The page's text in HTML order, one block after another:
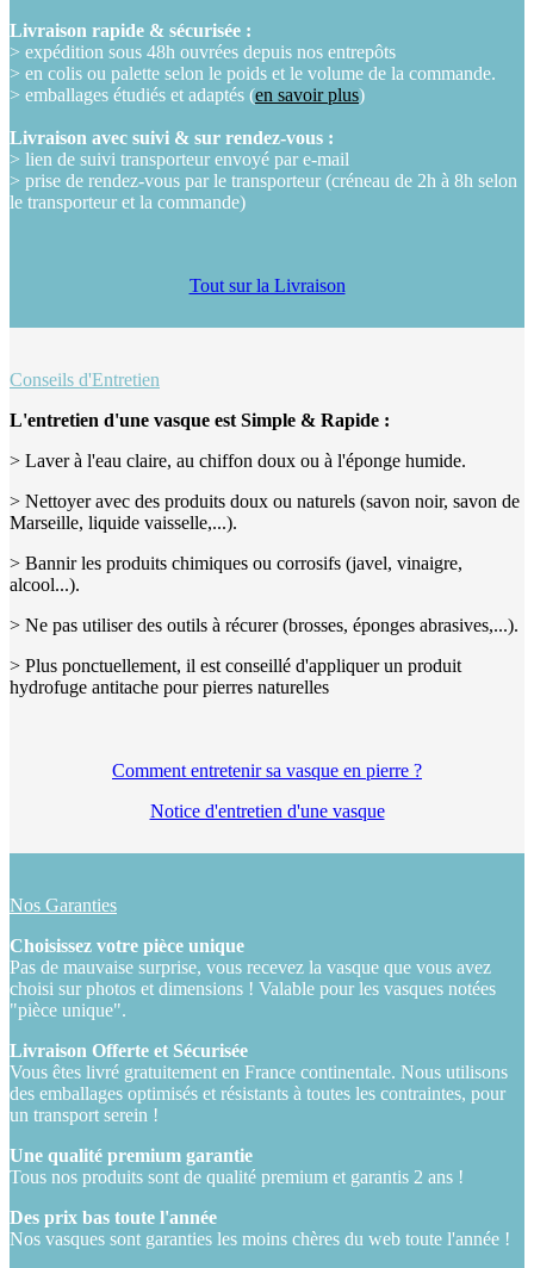
Livraison rapide & sécurisée :
> expédition sous 48h ouvrées depuis nos entrepôts
> en colis ou palette selon le poids et le volume de la commande.
> emballages étudiés et adaptés (en savoir plus)
Livraison avec suivi & sur rendez-vous :
> lien de suivi transporteur envoyé par e-mail
> prise de rendez-vous par le transporteur (créneau de 2h à 8h selon
le transporteur et la commande)
Tout sur la Livraison
Conseils d'Entretien
L'entretien d'une vasque est Simple & Rapide :
> Laver à l'eau claire, au chiffon doux ou à l'éponge humide.
> Nettoyer avec des produits doux ou naturels (savon noir, savon de
Marseille, liquide vaisselle,...).
> Bannir les produits chimiques ou corrosifs (javel, vinaigre,
alcool...).
> Ne pas utiliser des outils à récurer (brosses, éponges abrasives,...).
> Plus ponctuellement, il est conseillé d'appliquer un produit
hydrofuge antitache pour pierres naturelles
Comment entretenir sa vasque en pierre ?
Notice d'entretien d'une vasque
Nos Garanties
Choisissez votre pièce unique
Pas de mauvaise surprise, vous recevez la vasque que vous avez
choisi sur photos et dimensions ! Valable pour les vasques notées
"pièce unique".
Livraison Offerte et Sécurisée
Vous êtes livré gratuitement en France continentale. Nous utilisons
des emballages optimisés et résistants à toutes les contraintes, pour
un transport serein !
Une qualité premium garantie
Tous nos produits sont de qualité premium et garantis 2 ans !
Des prix bas toute l'année
Nos vasques sont garanties les moins chères du web toute l'année !